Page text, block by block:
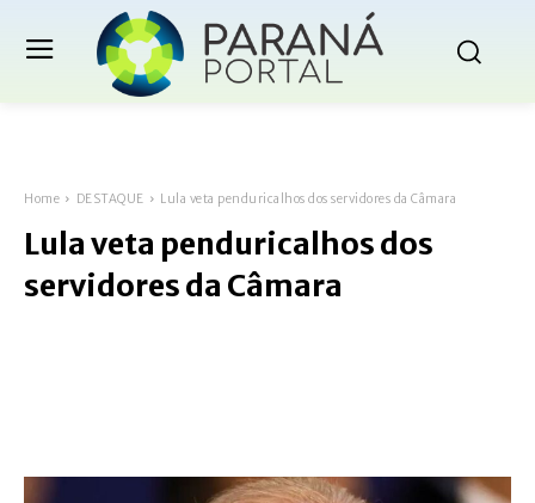
Home DESTAQUE Lula veta penduricalhos dos servidores da Câmara
Lula veta penduricalhos dos
servidores da Câmara